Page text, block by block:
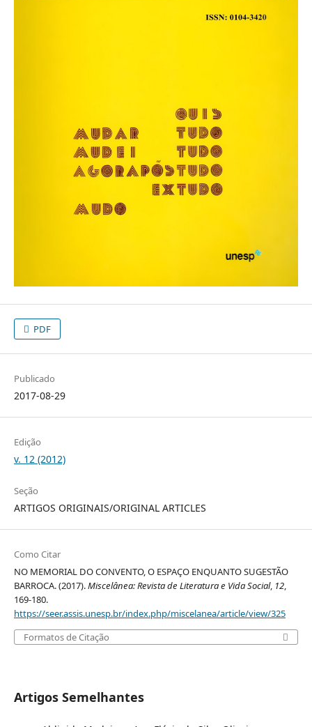
PDF
Publicado
2017-08-29
Edição
v. 12 (2012)
Seção
ARTIGOS ORIGINAIS/ORIGINAL ARTICLES
Como Citar
NO MEMORIAL DO CONVENTO, O ESPAÇO ENQUANTO SUGESTÃO
BARROCA. (2017).Miscelânea: Revista de Literatura e Vida Social, 12,
169-180.
https://seer.assis.unesp.br/index.php/miscelanea/article/view/325
Formatos de Citação
Artigos Semelhantes